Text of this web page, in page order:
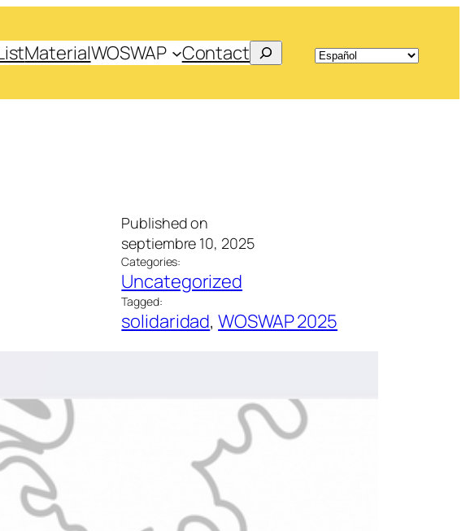
MaterialWOSWAP Contact Search
Published on
septiembre 10, 2025
Categories:
Uncategorized
Tagged:
solidaridad, WOSWAP 2025